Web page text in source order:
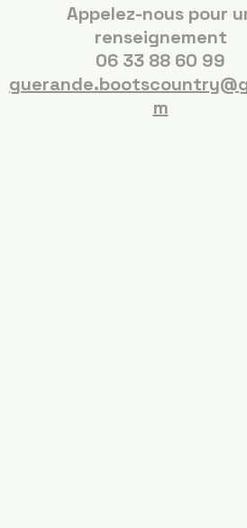
Appelez-nous pour
renseignement
06 33 88 60 99
m